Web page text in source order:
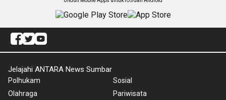
Jelajahi ANTARA News Sumbar
Polhukam
Olahraga
Sosial
Pariwisata